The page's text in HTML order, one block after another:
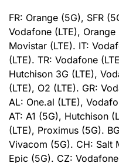
FR: Orange (5G), SFR
Vodafone (LTE),
Movistar (LTE). IT:
(LTE). TR: Vodafone
Hutchison 3G (LTE),
(LTE), O2 (LTE). GR:
AL: One.al (LTE),
AT: A1 (5G), Hutchison
(LTE), Proximus (5G).
Vivacom (5G). CH: Salt
Epic (5G). CZ: